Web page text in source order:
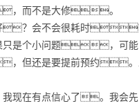
而不是大修。
？会不会很耗时
个小问题，可能
，但还是要提前预约
有点信心了。我会先